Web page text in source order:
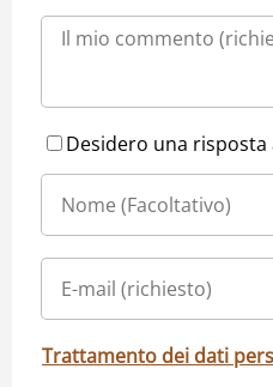
Desidero una risposta
Trattamento dei dati